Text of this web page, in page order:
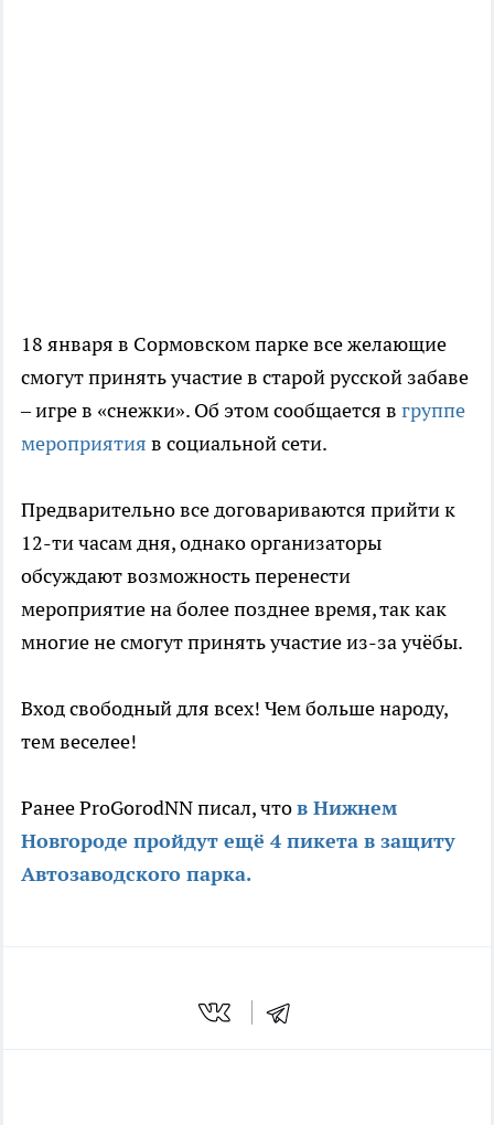
18 января в Сормовском парке все желающие
смогут принять участие в старой русской забаве
– игре в «снежки». Об этом сообщается в группе
мероприятия в социальной сети.
Предварительно все договариваются прийти к
12-ти часам дня, однако организаторы
обсуждают возможность перенести
мероприятие на более позднее время, так как
многие не смогут принять участие из-за учёбы.
Вход свободный для всех! Чем больше народу,
тем веселее!
Ранее ProGorodNN писал, чтов Нижнем
Новгороде пройдут ещё 4 пикета в защиту
Автозаводского парка.